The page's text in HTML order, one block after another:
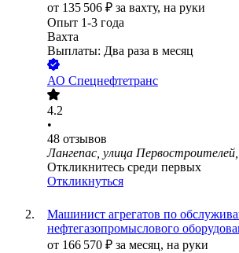
от 135 506 ₽ за вахту, на руки
Опыт 1-3 года
Вахта
Выплаты: Два раза в месяц
АО Спецнефтетранс
4.2
•
48 отзывов
Лангепас, улица
Откликнитесь среди первых
Откликнуться
Машинист агрегатов по
нефтегазопромыслового
от 166 570 ₽ за месяц, на руки